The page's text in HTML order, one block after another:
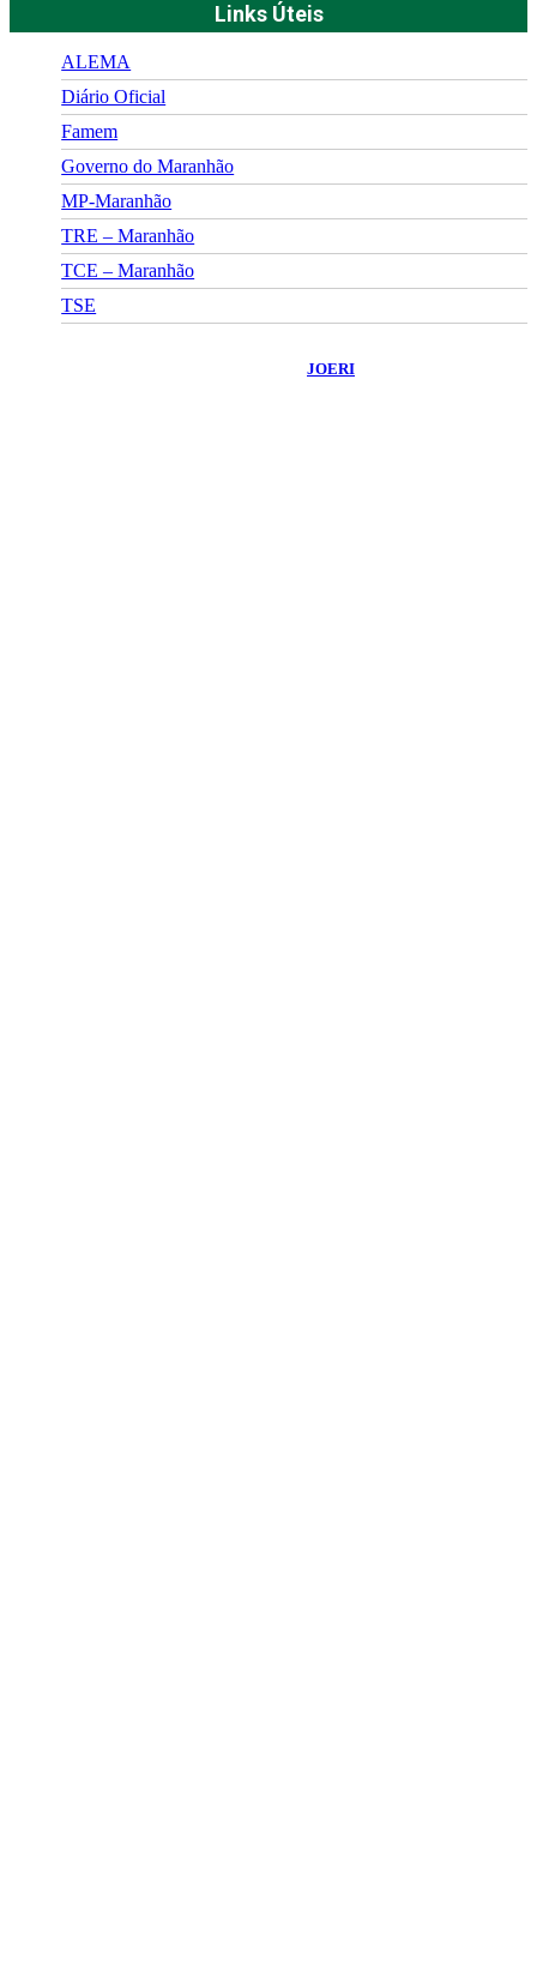
Links Úteis
ALEMA
Diário Oficial
Famem
Governo do Maranhão
MP-Maranhão
TRE – Maranhão
TCE – Maranhão
TSE
JOERI